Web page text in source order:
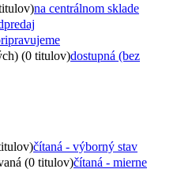
na centrálnom sklade
(0 titulov)dostupná (bez
čítaná - výborný stav
(0 titulov)čítaná - mierne